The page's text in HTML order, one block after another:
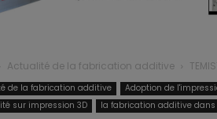
Actualité de la fabrication additive
de la fabrication additive Adoption de
sur impression 3D
la fabrication additive dans